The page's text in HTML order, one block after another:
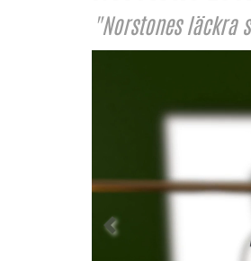
"Norstones läckra